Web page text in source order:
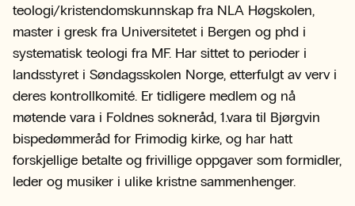
teologi/kristendomskunnskap fra NLA Høgskolen,
master i gresk fra Universitetet i Bergen og phd i
systematisk teologi fra MF. Har sittet to perioder i
landsstyret i Søndagsskolen Norge, etterfulgt av verv i
deres kontrollkomité. Er tidligere medlem og nå
møtende vara i Foldnes sokneråd, 1.vara til Bjørgvin
bispedømmeråd for Frimodig kirke, og har hatt
forskjellige betalte og frivillige oppgaver som formidler,
leder og musiker i ulike kristne sammenhenger.